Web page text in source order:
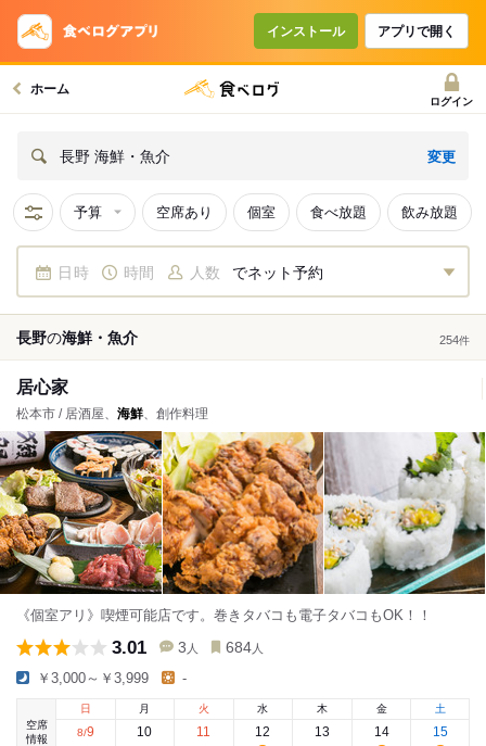
インストール アプリで開く
ホーム
ログイン
長野 海鮮・魚介 変更
予算 空席あり 個室 食べ放題 飲み放題
日時 時間 人数 でネット予約
長野の海鮮・魚介 254件
居心家
松本市 / 居酒屋、 海鮮、創作料理
《個室アリ》喫煙可能店です。巻きタバコも電子タバコもOK！！
3.01 3 人 684 人
￥3,000～￥3,999 -
空席
情報
日
8/9
月
10
火
11
水
12
木
13
金
14
土
15